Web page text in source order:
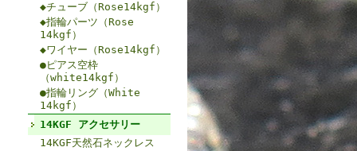
◆チューブ（Rose14kgf）
◆指輪パーツ（Rose
14kgf）
◆ワイヤー（Rose14kgf）
●ピアス空枠
（white14kgf）
●指輪リング（White
14kgf）
14KGF アクセサリー
14KGF天然石ネックレス